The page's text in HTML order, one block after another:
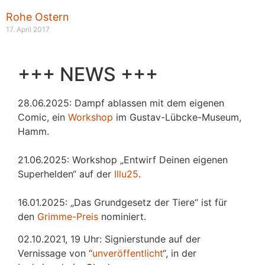
Rohe Ostern
17. April 2017
+++ NEWS +++
28.06.2025: Dampf ablassen mit dem eigenen
Comic, ein Workshop im Gustav-Lübcke-Museum,
Hamm.
21.06.2025: Workshop „Entwirf Deinen eigenen
Superhelden“ auf der Illu25.
16.01.2025: „Das Grundgesetz der Tiere“ ist für
den Grimme-Preis nominiert.
02.10.2021, 19 Uhr: Signierstunde auf der
Vernissage von “unveröffentlicht“, in der